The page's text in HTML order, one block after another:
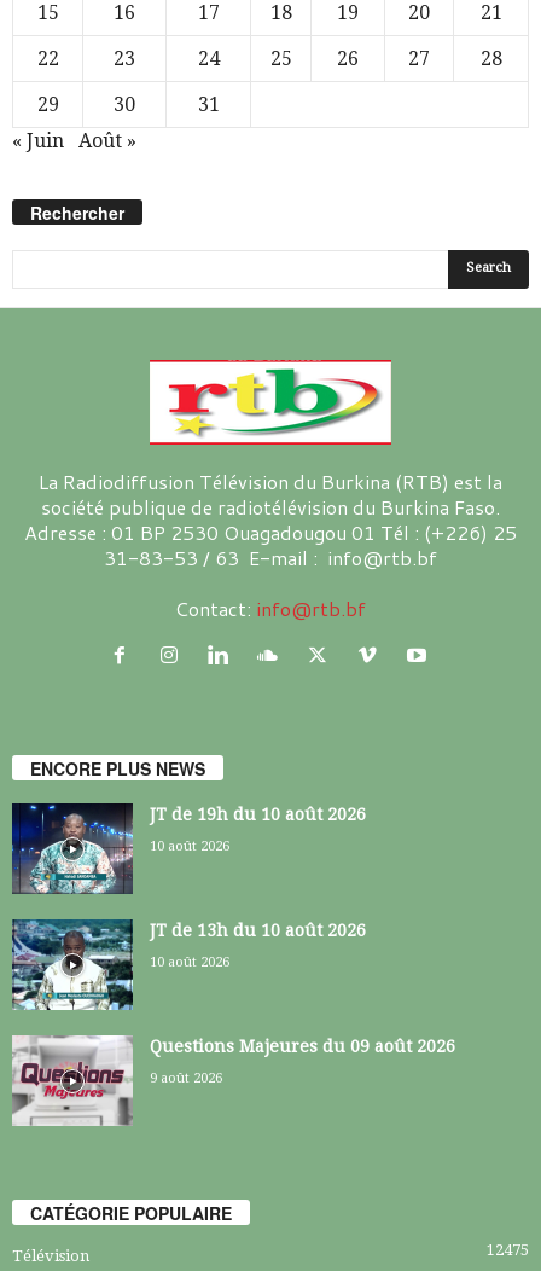
15
16 17 18 19 20
21
22
23 24 25 26 27
28
29
30
31
« Juin
Août »
Rechercher
La Radiodiffusion Télévision du Burkina (RTB) est la
société publique de radiotélévision du Burkina Faso.
Adresse : 01 BP 2530 Ouagadougou 01 Tél : (+226) 25
31-83-53 / 63 E-mail : info@rtb.bf
Contact: info@rtb.bf
ENCORE PLUS NEWS
JT de 19h du 10 août 2026
10 août 2026
JT de 13h du 10 août 2026
10 août 2026
Questions Majeures du 09 août 2026
9 août 2026
CATÉGORIE POPULAIRE
Télévision 12475